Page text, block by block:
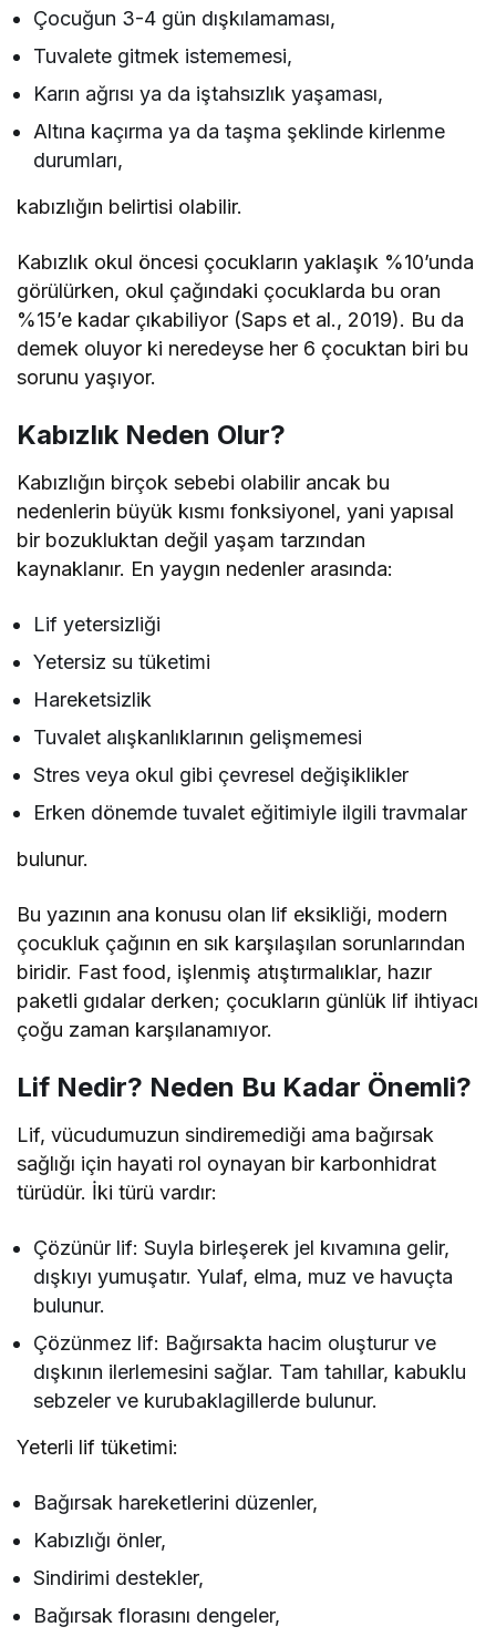
Çocuğun 3-4 gün dışkılamaması,
Tuvalete gitmek istememesi,
Karın ağrısı ya da iştahsızlık yaşaması,
Altına kaçırma ya da taşma şeklinde kirlenme
durumları,
kabızlığın belirtisi olabilir.
Kabızlık okul öncesi çocukların yaklaşık %10’unda
görülürken, okul çağındaki çocuklarda bu oran
%15’e kadar çıkabiliyor (Saps et al., 2019). Bu da
demek oluyor ki neredeyse her 6 çocuktan biri bu
sorunu yaşıyor.
Kabızlık Neden Olur?
Kabızlığın birçok sebebi olabilir ancak bu
nedenlerin büyük kısmı fonksiyonel, yani yapısal
bir bozukluktan değil yaşam tarzından
kaynaklanır. En yaygın nedenler arasında:
Lif yetersizliği
Yetersiz su tüketimi
Hareketsizlik
Tuvalet alışkanlıklarının gelişmemesi
Stres veya okul gibi çevresel değişiklikler
Erken dönemde tuvalet eğitimiyle ilgili travmalar
bulunur.
Bu yazının ana konusu olan lif eksikliği, modern
çocukluk çağının en sık karşılaşılan sorunlarından
biridir. Fast food, işlenmiş atıştırmalıklar, hazır
paketli gıdalar derken; çocukların günlük lif ihtiyacı
çoğu zaman karşılanamıyor.
Lif Nedir? Neden Bu Kadar Önemli?
Lif, vücudumuzun sindiremediği ama bağırsak
sağlığı için hayati rol oynayan bir karbonhidrat
türüdür. İki türü vardır:
Çözünür lif: Suyla birleşerek jel kıvamına gelir,
dışkıyı yumuşatır. Yulaf, elma, muz ve havuçta
bulunur.
Çözünmez lif: Bağırsakta hacim oluşturur ve
dışkının ilerlemesini sağlar. Tam tahıllar, kabuklu
sebzeler ve kurubaklagillerde bulunur.
Yeterli lif tüketimi:
Bağırsak hareketlerini düzenler,
Kabızlığı önler,
Sindirimi destekler,
Bağırsak florasını dengeler,